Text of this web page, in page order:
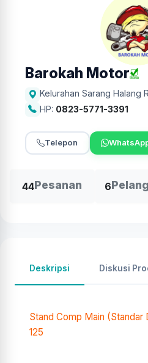
Barokah Motor
Kelurahan Sarang Halang
HP: 0823-5771-3391
Telepon
44Pesanan 6
Deskripsi Diskusi
Stand Comp Main (Standar
125